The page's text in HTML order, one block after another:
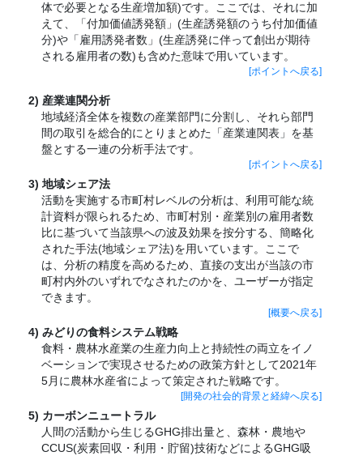
体で必要となる生産増加額)です。ここでは、それに加
えて、「付加価値誘発額」(生産誘発額のうち付加価値
分)や「雇用誘発者数」(生産誘発に伴って創出が期待
される雇用者の数)も含めた意味で用いています。
[ポイントへ戻る]
産業連関分析
地域経済全体を複数の産業部門に分割し、それら部門
間の取引を総合的にとりまとめた「産業連関表」を基
盤とする一連の分析手法です。
[ポイントへ戻る]
地域シェア法
活動を実施する市町村レベルの分析は、利用可能な統
計資料が限られるため、市町村別・産業別の雇用者数
比に基づいて当該県への波及効果を按分する、簡略化
された手法(地域シェア法)を用いています。ここで
は、分析の精度を高めるため、直接の支出が当該の市
町村内外のいずれでなされたのかを、ユーザーが指定
できます。
[概要へ戻る]
みどりの食料システム戦略
食料・農林水産業の生産力向上と持続性の両立をイノ
ベーションで実現させるための政策方針として2021年
5月に農林水産省によって策定された戦略です。
[開発の社会的背景と経緯へ戻る]
カーボンニュートラル
人間の活動から生じるGHG排出量と、森林・農地や
CCUS(炭素回収・利用・貯留)技術などによるGHG吸